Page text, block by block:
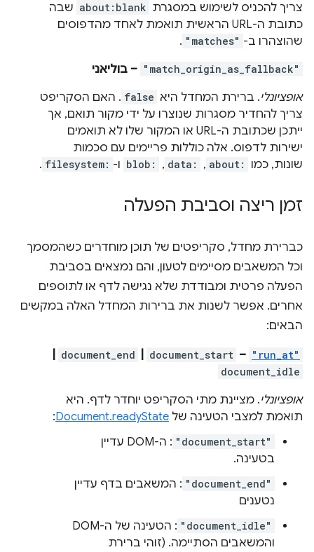
צריך להכניס לשימוש במסגרת about:blank שבה
כתובת ה-URL הראשית תואמת לאחד מהדפוסים
שהוצהרו ב- "matches"
.
"match_origin_as_fallback" – בוליאני
אופציונלי. ברירת המחדל היא false . האם הסקריפט
צריך להחדיר מסגרות שנוצרו על ידי מקור תואם, אך
ייתכן שכתובת ה-URL או המקור שלו לא תואמים
ישירות לדפוס. אלה כוללות פריימים עם סכמות
שונות, כמו
about:
,
data:
,
blob: ו- filesystem:
.
זמן ריצה וסביבת הפעלה
כברירת מחדל, סקריפטים של תוכן מוחדרים כשהמסמך
וכל המשאבים מסיימים לטעון, והם נמצאים בסביבת
הפעלה פרטית ומבודדת שלא נגישה לדף או לתוספים
אחרים. אפשר לשנות את ברירות המחדל האלה במקשים
הבאים:
"run_at"
–
document_start
document_end
document_idle
אופציונלי. מציינת מתי הסקריפט יוחדר לדף. היא
תואמת למצבי הטעינה של Document.readyState
:
"document_start"
: ה-DOM עדיין
בטעינה.
"document_end" : המשאבים בדף עדיין
נטענים
"document_idle"
: הטעינה של ה-DOM
והמשאבים הסתיימה. (זוהי ברירת